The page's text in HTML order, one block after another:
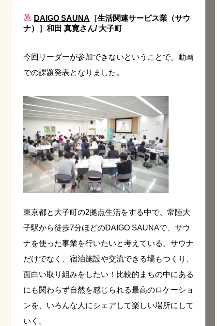
DAIGO SAUNA ［生活関連サービス業（サウ
ナ）］和田 真寛さん/ 大子町
今回リーダーが参加できないということで、動画
での課題発表となりました。
東京都と大子町の2拠点生活をする中で、常陸大
子駅から徒歩7分ほどのDAIGO SAUNAで、サウ
ナを使った事業を行いたいと考えている。サウナ
だけでなく、宿泊施設や交流できる場もつくり、
面白い取り組みをしたい！比較的まちの中にある
にも関わらず自然を感じられる最高のロケーショ
ンを、いろんな人にシェアして楽しい場所にして
いく。